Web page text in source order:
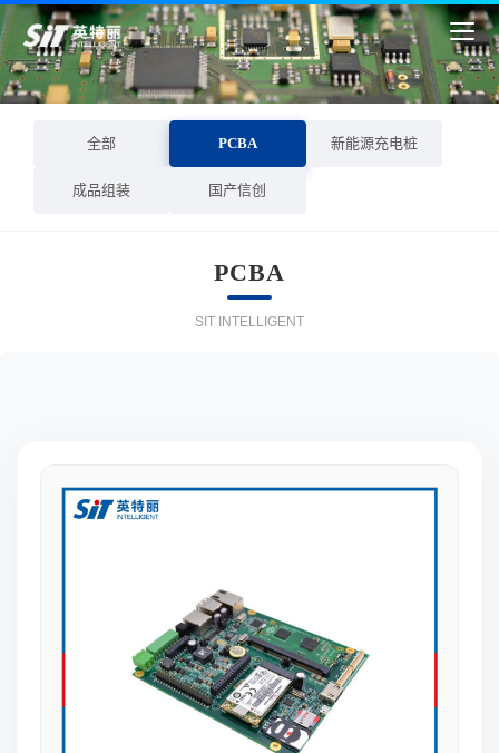
全部 PCBA 新能源充电桩
成品组装 国产信创
PCBA
SIT INTELLIGENT